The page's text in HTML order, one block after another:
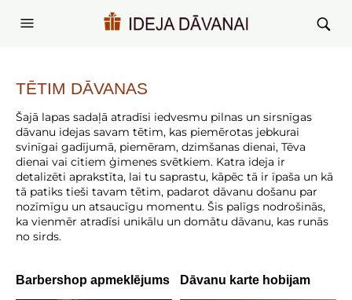
TĒTIM DĀVANAS
Šajā lapas sadaļā atradīsi iedvesmu pilnas un sirsnīgas
dāvanu idejas savam tētim, kas piemērotas jebkurai
svinīgai gadījumā, piemēram, dzimšanas dienai, Tēva
dienai vai citiem ģimenes svētkiem. Katra ideja ir
detalizēti aprakstīta, lai tu saprastu, kāpēc tā ir īpaša un kā
tā patiks tieši tavam tētim, padarot dāvanu došanu par
nozīmīgu un atsaucīgu momentu. Šis palīgs nodrošinās,
ka vienmēr atradīsi unikālu un domātu dāvanu, kas runās
no sirds.
Barbershop apmeklējums Dāvanu karte hobijam